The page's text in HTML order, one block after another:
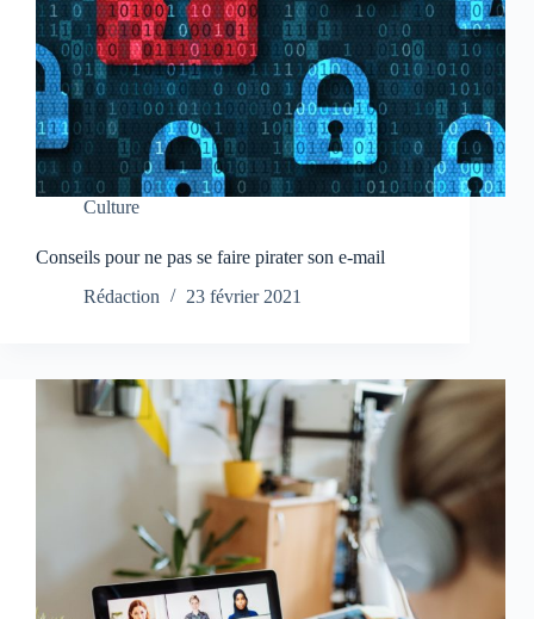
Culture
Conseils pour ne pas se faire pirater son e-mail
Rédaction
23 février 2021